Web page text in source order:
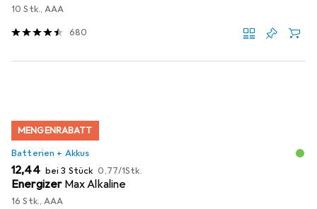
10 Stk., AAA
680
MENGENRABATT
Batterien + Akkus
EUR
12,44 bei 3 Stück EUR
0,77/1Stk.
Energizer Max Alkaline
16 Stk., AAA